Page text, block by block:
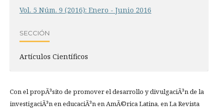
Vol. 5 Núm. 9 (2016): Enero - Junio 2016
SECCIÓN
Artículos Científicos
Con el propÃ³sito de promover el desarrollo y divulgaciÃ³n de la
investigaciÃ³n en educaciÃ³n en AmÃ©rica Latina, en La Revista